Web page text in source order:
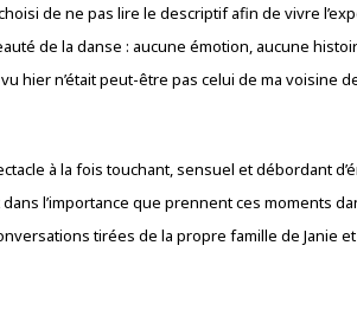
choisi de ne pas lire le descriptif afin de vivre
de la danse : aucune émotion, aucune
vu hier n’était peut-être pas celui de ma voisine
à la fois touchant, sensuel et débordant
dans l’importance que prennent ces moments
tirées de la propre famille de Janie